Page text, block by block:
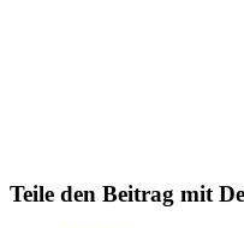
Teile den Beitrag mit